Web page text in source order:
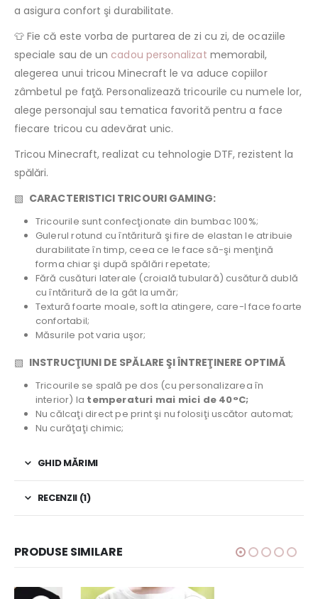
a asigura confort şi durabilitate.
👕 Fie că este vorba de purtarea de zi cu zi, de ocaziile
speciale sau de un cadou personalizat memorabil,
alegerea unui tricou Minecraft le va aduce copiilor
zâmbetul pe faţă. Personalizează tricourile cu numele lor,
alege personajul sau tematica favorită pentru a face
fiecare tricou cu adevărat unic.
Tricou Minecraft, realizat cu tehnologie DTF, rezistent la
spălări.
▧ CARACTERISTICI TRICOURI GAMING:
Tricourile sunt confecţionate din bumbac 100%;
Gulerul rotund cu întăritură şi fire de elastan le atribuie
durabilitate în timp, ceea ce le face să-şi menţină
forma chiar şi după spălări repetate;
Fără cusături laterale (croială tubulară) cusătură dublă
cu întăritură de la gât la umăr;
Textură foarte moale, soft la atingere, care-l face foarte
confortabil;
Măsurile pot varia uşor;
▧ INSTRUCŢIUNI DE SPĂLARE ŞI ÎNTREŢINERE OPTIMĂ
Tricourile se spală pe dos (cu personalizarea în
interior) la temperaturi mai mici de 40°C;
Nu călcaţi direct pe print şi nu folosiţi uscător automat;
Nu curăţaţi chimic;
GHID MĂRIMI
RECENZII (1)
PRODUSE SIMILARE